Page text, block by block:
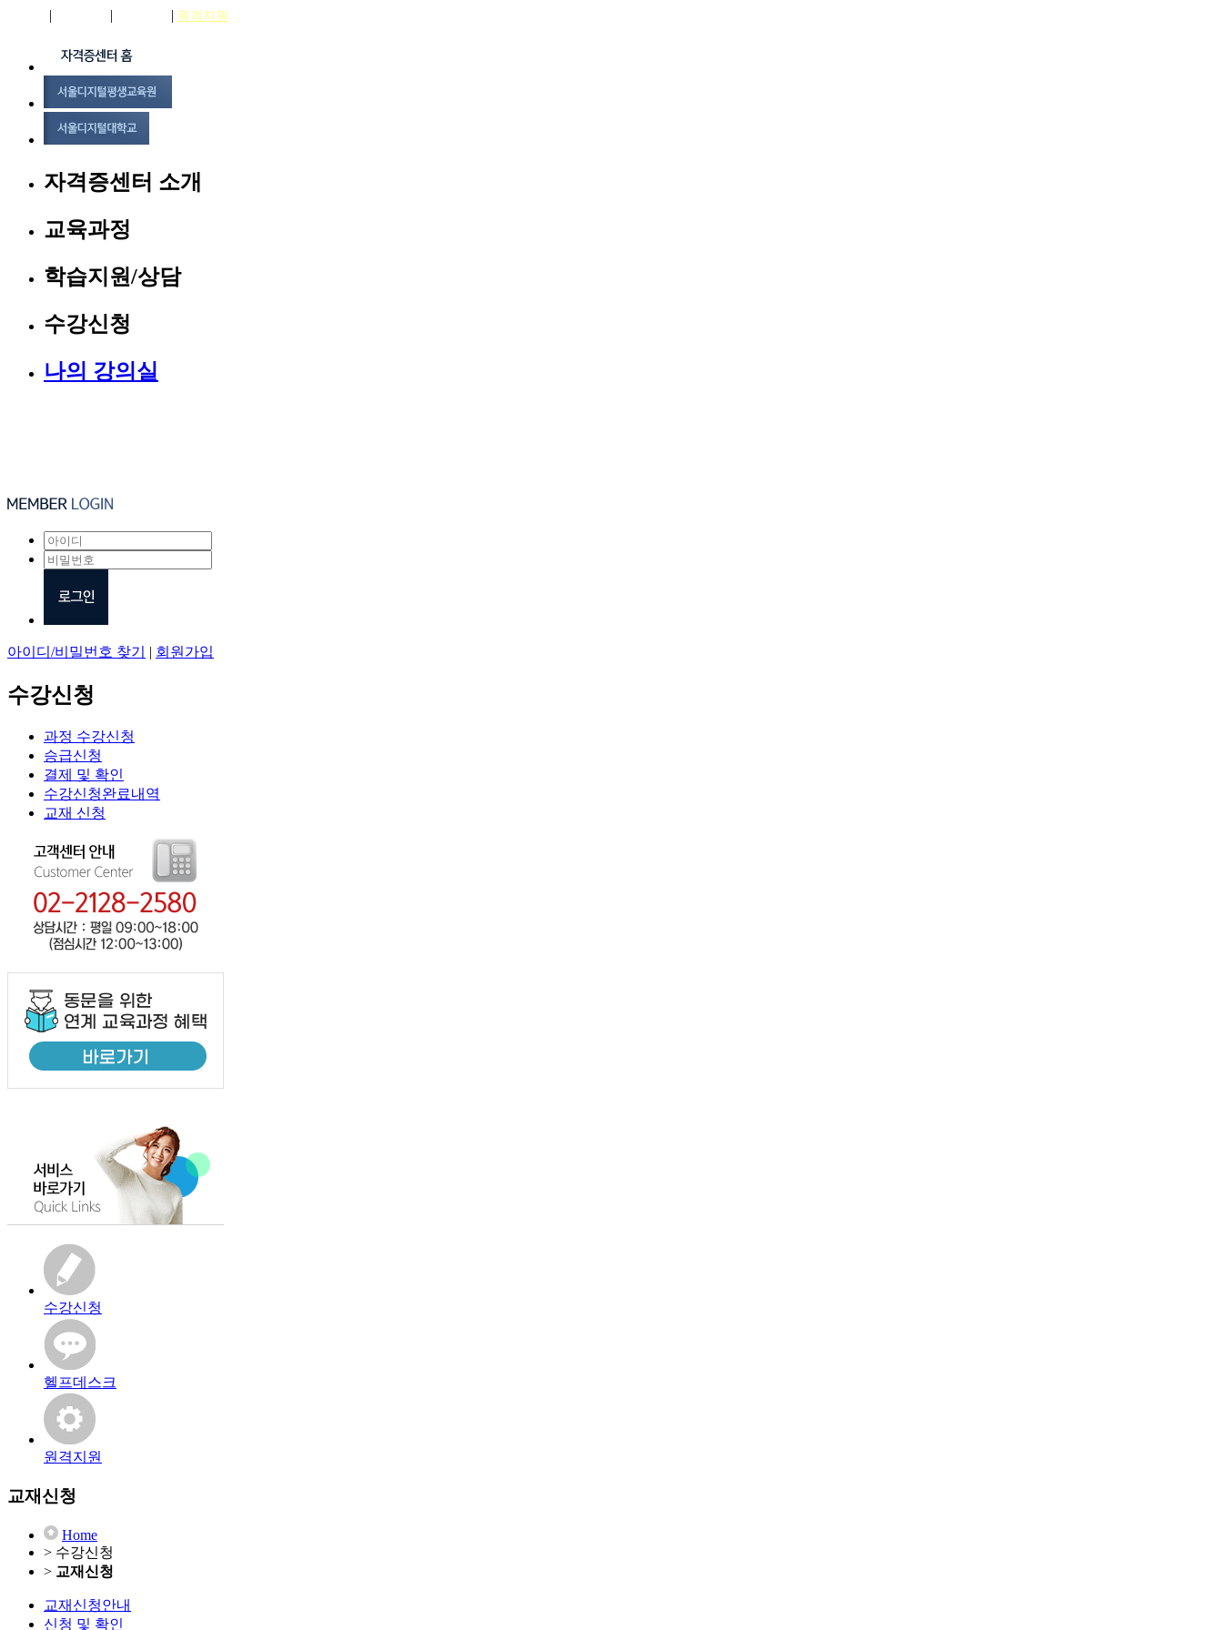
| | | 원격지원
자격증센터 소개
교육과정
학습지원/상담
수강신청
나의 강의실
아이디/비밀번호 찾기 | 회원가입
수강신청
과정 수강신청
승급신청
결제 및 확인
수강신청완료내역
교재 신청
수강신청
헬프데스크
원격지원
교재신청
Home
> 수강신청
> 교재신청
교재신청안내
신청 및 확인